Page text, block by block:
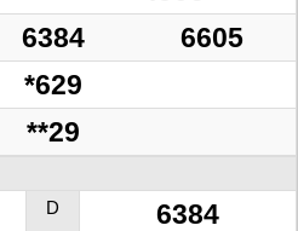
6384 6605
*629
**29
D 6384